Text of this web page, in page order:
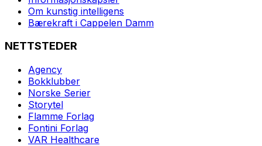
Om kunstig intelligens
Bærekraft i Cappelen Damm
NETTSTEDER
Agency
Bokklubber
Norske Serier
Storytel
Flamme Forlag
Fontini Forlag
VAR Healthcare